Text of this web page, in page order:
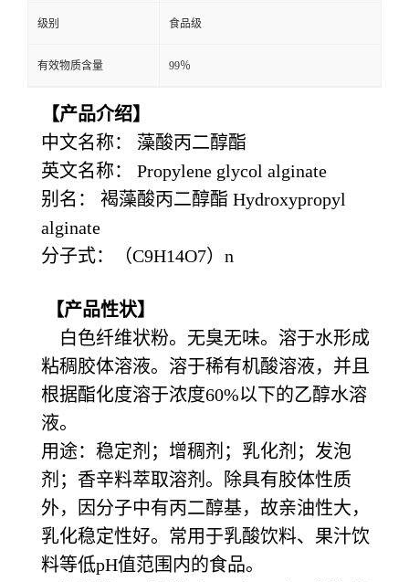
级别 食品级
有效物质含量 99％
【产品介绍】
中文名称：
藻酸丙二醇酯
英文名称：
Propylene glycol alginate
别名：
褐藻酸丙二醇酯 Hydroxypropyl
alginate
分子式：（C9H14O7）n
【产品性状】
白色纤维状粉。无臭无味。溶于水形成
粘稠胶体溶液。溶于稀有机酸溶液，并且
根据酯化度溶于浓度60%以下的乙醇水溶
液。
用途：稳定剂；增稠剂；乳化剂；发泡
剂；香辛料萃取溶剂。除具有胶体性质
外，因分子中有丙二醇基，故亲油性大，
乳化稳定性好。常用于乳酸饮料、果汁饮
料等低pH值范围内的食品。